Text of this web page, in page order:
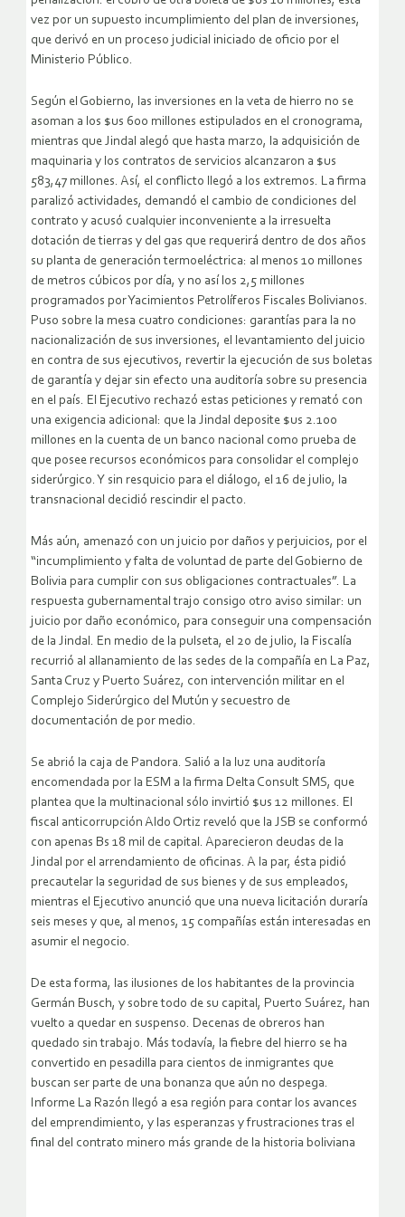
vez por un supuesto incumplimiento del plan de inversiones,
que derivó en un proceso judicial iniciado de oficio por el
Ministerio Público.
Según el Gobierno, las inversiones en la veta de hierro no se
asoman a los $us 600 millones estipulados en el cronograma,
mientras que Jindal alegó que hasta marzo, la adquisición de
maquinaria y los contratos de servicios alcanzaron a $us
583,47 millones. Así, el conflicto llegó a los extremos. La firma
paralizó actividades, demandó el cambio de condiciones del
contrato y acusó cualquier inconveniente a la irresuelta
dotación de tierras y del gas que requerirá dentro de dos años
su planta de generación termoeléctrica: al menos 10 millones
de metros cúbicos por día, y no así los 2,5 millones
programados por Yacimientos Petrolíferos Fiscales Bolivianos.
Puso sobre la mesa cuatro condiciones: garantías para la no
nacionalización de sus inversiones, el levantamiento del juicio
en contra de sus ejecutivos, revertir la ejecución de sus boletas
de garantía y dejar sin efecto una auditoría sobre su presencia
en el país. El Ejecutivo rechazó estas peticiones y remató con
una exigencia adicional: que la Jindal deposite $us 2.100
millones en la cuenta de un banco nacional como prueba de
que posee recursos económicos para consolidar el complejo
siderúrgico. Y sin resquicio para el diálogo, el 16 de julio, la
transnacional decidió rescindir el pacto.
Más aún, amenazó con un juicio por daños y perjuicios, por el
“incumplimiento y falta de voluntad de parte del Gobierno de
Bolivia para cumplir con sus obligaciones contractuales”. La
respuesta gubernamental trajo consigo otro aviso similar: un
juicio por daño económico, para conseguir una compensación
de la Jindal. En medio de la pulseta, el 20 de julio, la Fiscalía
recurrió al allanamiento de las sedes de la compañía en La Paz,
Santa Cruz y Puerto Suárez, con intervención militar en el
Complejo Siderúrgico del Mutún y secuestro de
documentación de por medio.
Se abrió la caja de Pandora. Salió a la luz una auditoría
encomendada por la ESM a la firma Delta Consult SMS, que
plantea que la multinacional sólo invirtió $us 12 millones. El
fiscal anticorrupción Aldo Ortiz reveló que la JSB se conformó
con apenas Bs 18 mil de capital. Aparecieron deudas de la
Jindal por el arrendamiento de oficinas. A la par, ésta pidió
precautelar la seguridad de sus bienes y de sus empleados,
mientras el Ejecutivo anunció que una nueva licitación duraría
seis meses y que, al menos, 15 compañías están interesadas en
asumir el negocio.
De esta forma, las ilusiones de los habitantes de la provincia
Germán Busch, y sobre todo de su capital, Puerto Suárez, han
vuelto a quedar en suspenso. Decenas de obreros han
quedado sin trabajo. Más todavía, la fiebre del hierro se ha
convertido en pesadilla para cientos de inmigrantes que
buscan ser parte de una bonanza que aún no despega.
Informe La Razón llegó a esa región para contar los avances
del emprendimiento, y las esperanzas y frustraciones tras el
final del contrato minero más grande de la historia boliviana